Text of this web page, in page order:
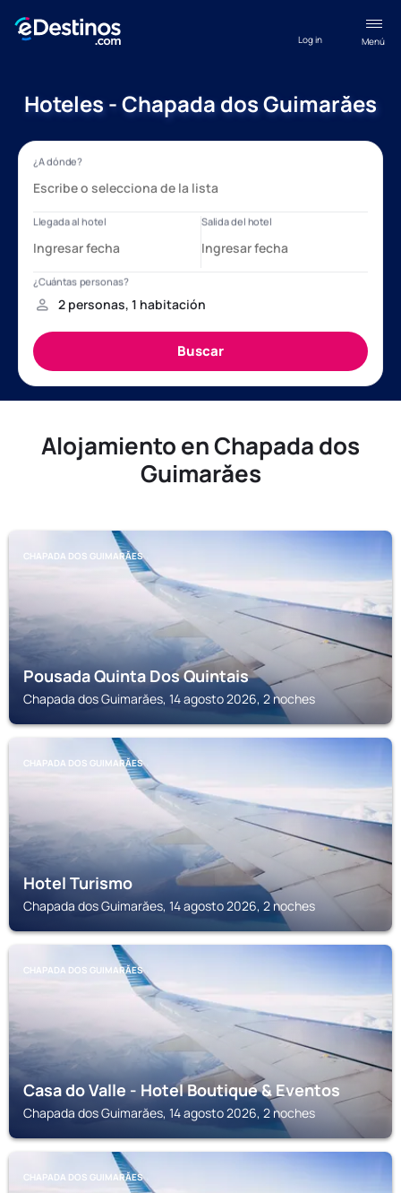
Menú
Log in
Hoteles - Chapada dos Guimarăes
Alojamiento en Chapada dos
Guimarăes
CHAPADA DOS GUIMARĂES
Pousada Quinta Dos Quintais
Chapada dos Guimarăes, 14 agosto 2026, 2 noches
CHAPADA DOS GUIMARĂES
Hotel Turismo
Chapada dos Guimarăes, 14 agosto 2026, 2 noches
CHAPADA DOS GUIMARĂES
Casa do Valle - Hotel Boutique & Eventos
Chapada dos Guimarăes, 14 agosto 2026, 2 noches
CHAPADA DOS GUIMARĂES